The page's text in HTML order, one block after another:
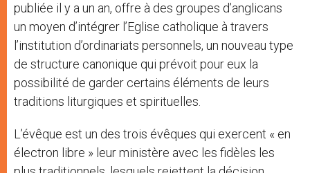
publiée il y a un an, offre à des groupes d’anglicans
un moyen d’intégrer l’Eglise catholique à travers
l’institution d’ordinariats personnels, un nouveau type
de structure canonique qui prévoit pour eux la
possibilité de garder certains éléments de leurs
traditions liturgiques et spirituelles.
L’évêque est un des trois évêques qui exercent « en
électron libre » leur ministère avec les fidèles les